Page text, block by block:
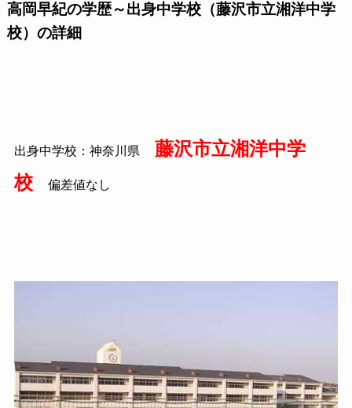
高岡早紀の学歴～出身中学校（藤沢市立湘洋中学
校）の詳細
出身中学校：神奈川県
藤沢市立湘洋中学
校
偏差値なし